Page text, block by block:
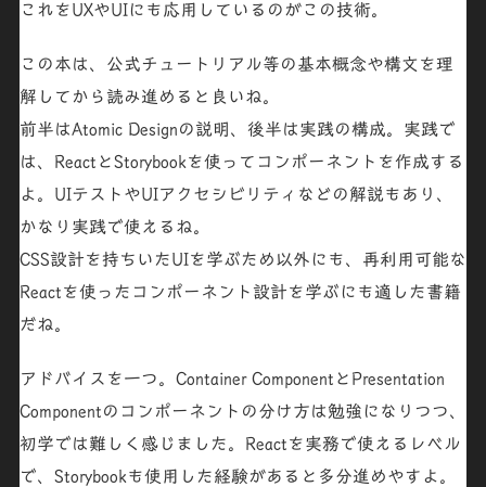
これをUXやUIにも応用しているのがこの技術。
この本は、公式チュートリアル等の基本概念や構文を理
解してから読み進めると良いね。
前半はAtomic Designの説明 、後半は実践の構成。実践で
は、ReactとStorybookを使ってコンポーネントを作成する
よ。UIテストやUIアクセシビリティなどの解説もあり、
かなり実践で使えるね。
CSS設計を持ちいたUIを学ぶため以外にも、 再利用可能な
Reactを使ったコンポーネント 設計を学ぶにも適した書籍
だね。
アドバイスを一つ。Container ComponentとPresentation
Componentのコンポーネントの分け方は勉強になりつつ、
初学では難しく感じました。 Reactを実務で使えるレベル
で、Storybookも使用した経験があると多分進めやすよ。